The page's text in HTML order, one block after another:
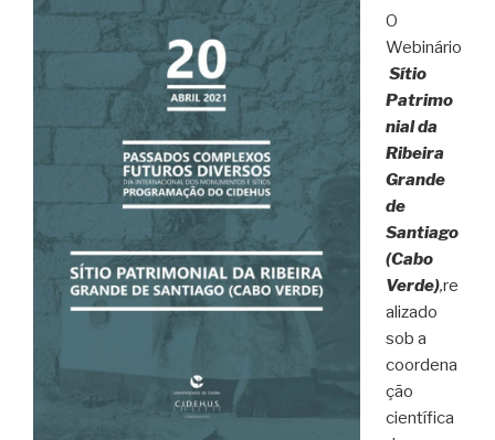
O
Webinário
Sítio
Patrimo
nial da
Ribeira
Grande
de
Santiago
(Cabo
Verde),re
alizado
sob a
coordena
ção
científica